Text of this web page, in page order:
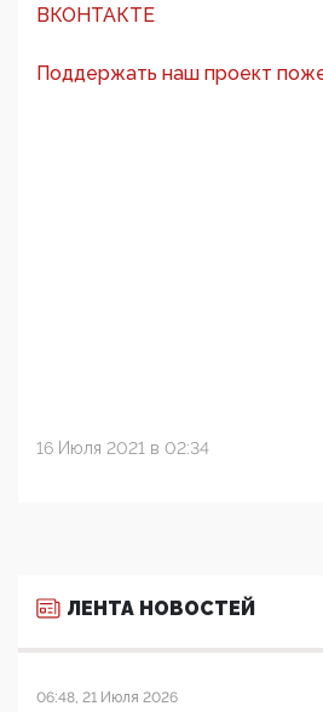
ВКОНТАКТЕ
Поддержать наш проект
16 Июля 2021 в 02:34
ЛЕНТА НОВОСТЕЙ
06:48, 21 Июля 2026